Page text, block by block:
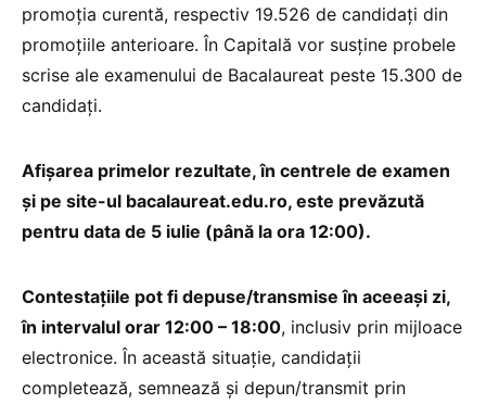
promoția curentă, respectiv 19.526 de candidați din
promoțiile anterioare. În Capitală vor susține probele
scrise ale examenului de Bacalaureat peste 15.300 de
candidați.
Afișarea primelor rezultate, în centrele de examen
și pe site-ul bacalaureat.edu.ro, este prevăzută
pentru data de 5 iulie (până la ora 12:00).
Contestațiile pot fi depuse/transmise în aceeași zi,
în intervalul orar 12:00 – 18:00, inclusiv prin mijloace
electronice. În această situație, candidații
completează, semnează și depun/transmit prin